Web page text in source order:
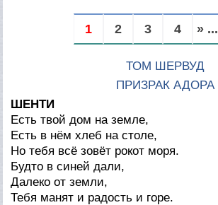
1 2 3 4 » ...
ТОМ ШЕРВУД
ПРИЗРАК АДОРА
ШЕНТИ
Есть твой дом на земле,
Есть в нём хлеб на столе,
Но тебя всё зовёт рокот моря.
Будто в синей дали,
Далеко от земли,
Тебя манят и радость и горе.